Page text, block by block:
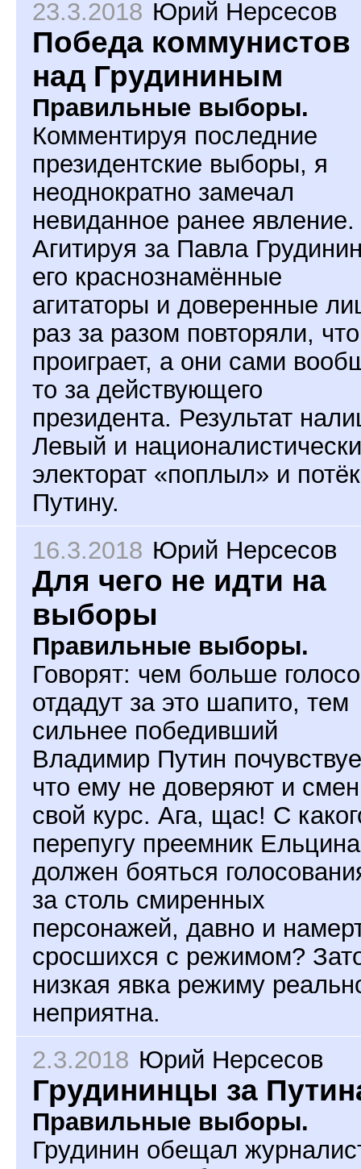
23.3.2018 Юрий Нерсесов
Победа коммунистов
над Грудининым
Правильные выборы.
Комментируя последние
президентские выборы, я
неоднократно замечал
невиданное ранее явление.
Агитируя за Павла
его краснознамённые
агитаторы и доверенные
раз за разом повторяли,
проиграет, а они сами
то за действующего
президента. Результат
Левый и
электорат «поплыл» и
Путину.
16.3.2018 Юрий Нерсесов
Для чего не идти на
выборы
Правильные выборы.
Говорят: чем больше
отдадут за это шапито, тем
сильнее победивший
Владимир Путин
что ему не доверяют и
свой курс. Ага, щас! С
перепугу преемник Ельцина
должен бояться
за столь смиренных
персонажей, давно и
сросшихся с режимом?
низкая явка режиму
неприятна.
2.3.2018 Юрий Нерсесов
Грудининцы за
Правильные выборы.
Грудинин обещал